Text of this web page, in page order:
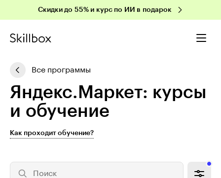
Скидки до 55% и курс по ИИ в подарок
Все программы
Яндекс.Маркет: курсы
и обучение
Как проходит обучение?
Поиск